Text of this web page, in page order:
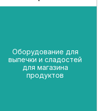
Оборудование для
выпечки и сладостей
для магазина
продуктов